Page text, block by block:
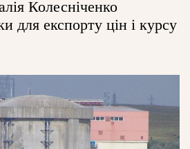
Колесніченко
для експорту цін і курсу